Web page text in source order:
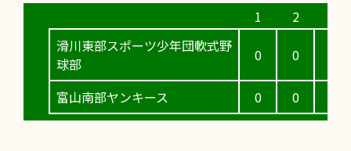
滑川東部スポーツ少年団軟式野
球部
富山南部ヤンキース
0
0
0
0